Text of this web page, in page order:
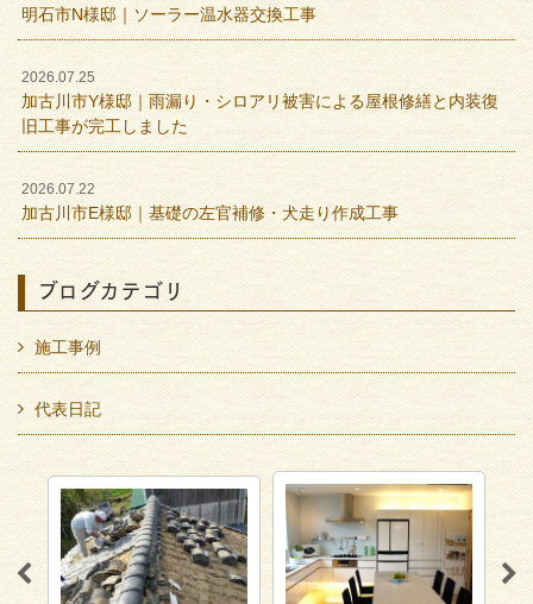
明石市N様邸｜ソーラー温水器交換工事
2026.07.25
加古川市Y様邸｜雨漏り・シロアリ被害による屋根修繕と内装復
旧工事が完工しました
2026.07.22
加古川市E様邸｜基礎の左官補修・犬走り作成工事
ブログカテゴリ
施工事例
代表日記